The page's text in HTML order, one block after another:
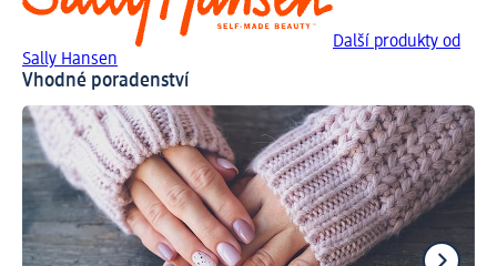
Další produkty od
Sally Hansen
Vhodné poradenství